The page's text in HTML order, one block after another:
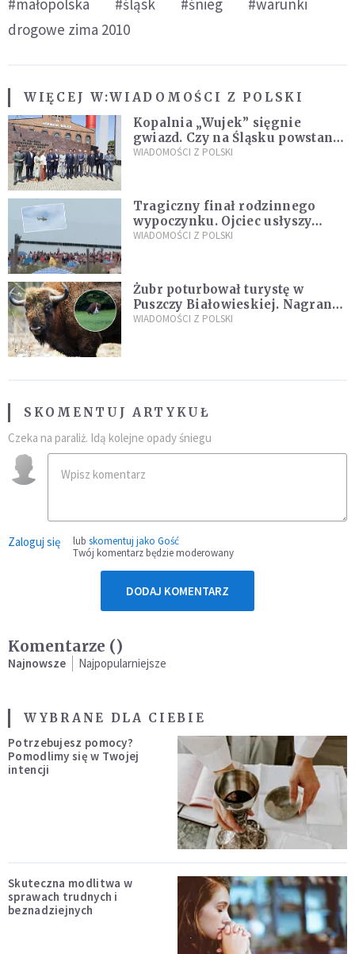
#małopolska #śląsk #śnieg
#warunki
drogowe zima 2010
WIĘCEJ W:WIADOMOŚCI Z POLSKI
Kopalnia „Wujek” sięgnie
gwiazd. Czy na Śląsku powstanie
„Dolina Krzemowa”?
WIADOMOŚCI Z POLSKI
Tragiczny finał rodzinnego
wypoczynku. Ojciec usłyszy
zarzuty
WIADOMOŚCI Z POLSKI
Żubr poturbował turystę w
Puszczy Białowieskiej. Nagranie
daje do myślenia
WIADOMOŚCI Z POLSKI
SKOMENTUJ ARTYKUŁ
Czeka na paraliż. Idą kolejne opady śniegu
Zaloguj się lub skomentuj jako Gość
Twój komentarz będzie moderowany
DODAJ KOMENTARZ
Komentarze ()
Najnowsze Najpopularniejsze
WYBRANE DLA CIEBIE
Potrzebujesz pomocy?
Pomodlimy się w Twojej
intencji
Skuteczna modlitwa w
sprawach trudnych i
beznadziejnych